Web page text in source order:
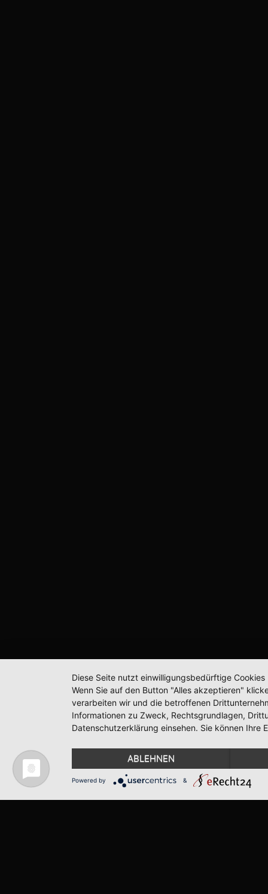
Diese Seite nutzt einwilligungsbedürftige
Wenn Sie auf den Button "Alles akzeptieren"
verarbeiten wir und die betroffenen
Informationen zu Zweck, Rechtsgrundlagen,
Datenschutzerklärung einsehen. Sie können Ihre
ABLEHNEN
Powered by &